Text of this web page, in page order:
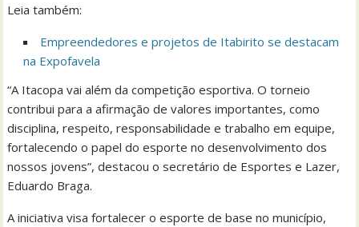
Leia também:
Empreendedores e projetos de Itabirito se destacam
na Expofavela
“A Itacopa vai além da competição esportiva. O torneio
contribui para a afirmação de valores importantes, como
disciplina, respeito, responsabilidade e trabalho em equipe,
fortalecendo o papel do esporte no desenvolvimento dos
nossos jovens”, destacou o secretário de Esportes e Lazer,
Eduardo Braga.
A iniciativa visa fortalecer o esporte de base no município,